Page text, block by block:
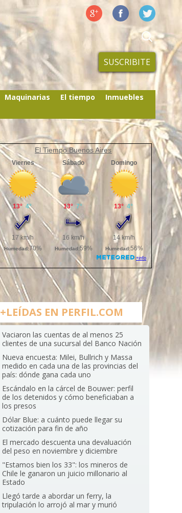
SUSCRIBITE
Maquinarias El tiempo
Inmuebles
El Tiempo Buenos Aires
+LEÍDAS EN PERFIL.COM
Vaciaron las cuentas de al menos 25
clientes de una sucursal del Banco Nación
Nueva encuesta: Milei, Bullrich y Massa
medido en cada una de las provincias del
país: dónde gana cada uno
Escándalo en la cárcel de Bouwer: perfil
de los detenidos y cómo beneficiaban a
los presos
Dólar Blue: a cuánto puede llegar su
cotización para fin de año
El mercado descuenta una devaluación
del peso en noviembre y diciembre
"Estamos bien los 33": los mineros de
Chile le ganaron un juicio millonario al
Estado
Llegó tarde a abordar un ferry, la
tripulación lo arrojó al mar y murió